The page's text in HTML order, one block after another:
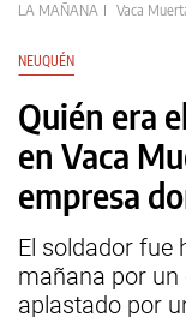
LA MAÑANA Vaca
NEUQUÉN
Quién era
en Vaca
empresa
El soldador fue
mañana por
aplastado por